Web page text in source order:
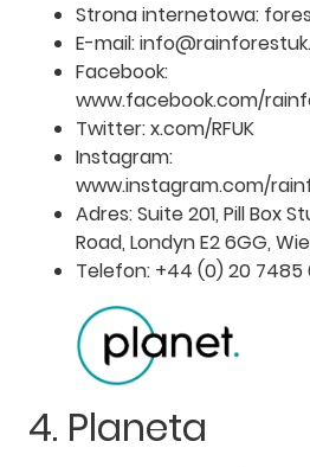
Strona internetowa:
E-mail:
Facebook:
www.facebook.com/
Twitter: x.com/RFUK
Instagram:
www.instagram.com/
Adres: Suite 201, Pill Box
Road, Londyn E2 6GG,
Telefon: +44 (0) 20 7485
4. Planeta